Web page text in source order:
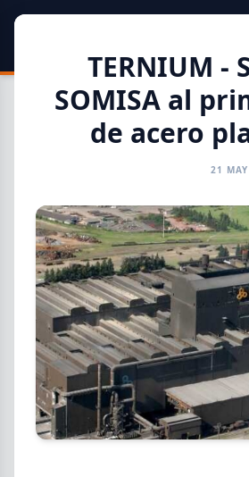
GENERAL INFORMES
TERNIUM -
SOMISA al
de acero
21